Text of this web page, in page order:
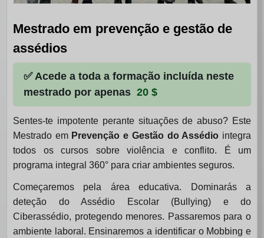
Mestrado em prevenção e gestão de
assédios
✅ Acede a toda a formação incluída neste
mestrado por apenas 20 $
Sentes-te impotente perante situações de abuso? Este
Mestrado em Prevenção e Gestão do Assédio integra
todos os cursos sobre violência e conflito. É um
programa integral 360° para criar ambientes seguros.
Começaremos pela área educativa. Dominarás a
deteção do Assédio Escolar (Bullying) e do
Ciberassédio, protegendo menores. Passaremos para o
ambiente laboral. Ensinaremos a identificar o Mobbing e